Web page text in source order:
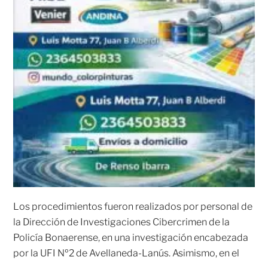
Los procedimientos fueron realizados por personal de
la Dirección de Investigaciones Cibercrimen de la
Policía Bonaerense, en una investigación encabezada
por la UFI Nº2 de Avellaneda-Lanús. Asimismo, en el